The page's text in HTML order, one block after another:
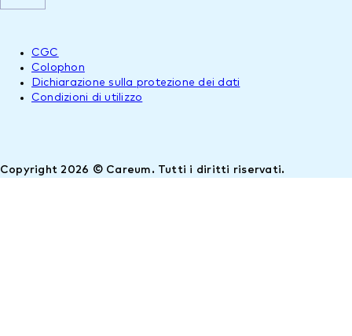
Copyright 2026 © Careum. Tutti i diritti riservati.
CGC
Colophon
Dichiarazione sulla protezione dei dati
Condizioni di utilizzo